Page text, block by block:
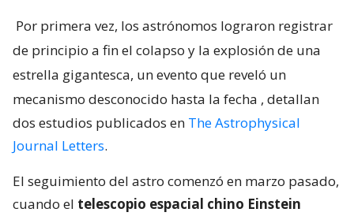
Por primera vez, los astrónomos lograron registrar
de principio a fin el colapso y la explosión de una
estrella gigantesca, un evento que reveló un
mecanismo desconocido hasta la fecha , detallan
dos estudios publicados en The Astrophysical
Journal Letters.
El seguimiento del astro comenzó en marzo pasado,
cuando el telescopio espacial chino Einstein